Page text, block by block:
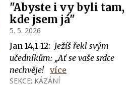
"Abyste i vy byli tam,
kde jsem já"
5. 5. 2026
Jan 14,1-12: Ježíš řekl svým
učedníkům: „Ať se vaše srdce
nechvěje! více
SEKCE: KÁZÁNÍ